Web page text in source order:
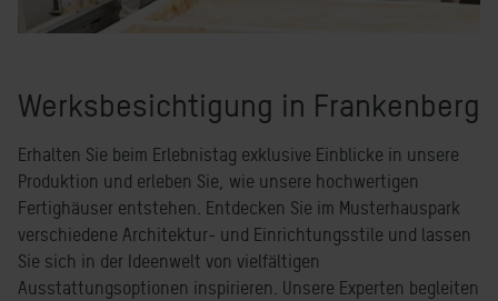
Werksbesichtigung in Frankenberg
Erhalten Sie beim Erlebnistag exklusive Einblicke in unsere
Produktion und erleben Sie, wie unsere hochwertigen
Fertighäuser entstehen. Entdecken Sie im Musterhauspark
verschiedene Architektur- und Einrichtungsstile und lassen
Sie sich in der Ideenwelt von vielfältigen
Ausstattungsoptionen inspirieren. Unsere Experten begleiten